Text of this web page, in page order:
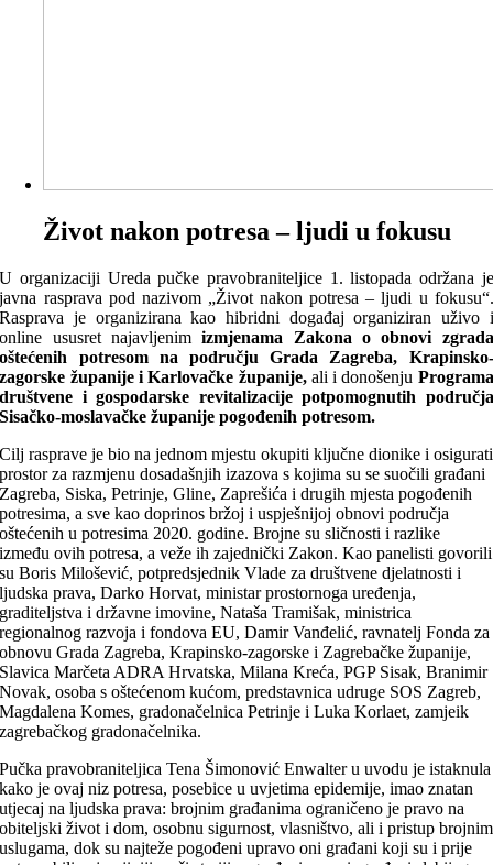
Život nakon potresa – ljudi u fokusu
U organizaciji Ureda pučke pravobraniteljice 1. listopada održana je
javna rasprava pod nazivom „Život nakon potresa – ljudi u fokusu“.
Rasprava je organizirana kao hibridni događaj organiziran uživo i
online ususret najavljenimizmjenama Zakona o obnovi zgrada
oštećenih potresom na području Grada Zagreba, Krapinsko-
zagorske županije i Karlovačke županije,ali i donošenju Programa
društvene i gospodarske revitalizacije potpomognutih područja
Sisačko-moslavačke županije pogođenih potresom.
Cilj rasprave je bio na jednom mjestu okupiti ključne dionike i osigurati
prostor za razmjenu dosadašnjih izazova s kojima su se suočili građani
Zagreba, Siska, Petrinje, Gline, Zaprešića i drugih mjesta pogođenih
potresima, a sve kao doprinos bržoj i uspješnijoj obnovi područja
oštećenih u potresima 2020. godine. Brojne su sličnosti i razlike
između ovih potresa, a veže ih zajednički Zakon. Kao panelisti govorili
su Boris Milošević, potpredsjednik Vlade za društvene djelatnosti i
ljudska prava, Darko Horvat, ministar prostornoga uređenja,
graditeljstva i državne imovine, Nataša Tramišak, ministrica
regionalnog razvoja i fondova EU, Damir Vanđelić, ravnatelj Fonda za
obnovu Grada Zagreba, Krapinsko-zagorske i Zagrebačke županije,
Slavica Marčeta ADRA Hrvatska, Milana Kreća, PGP Sisak, Branimir
Novak, osoba s oštećenom kućom, predstavnica udruge SOS Zagreb,
Magdalena Komes, gradonačelnica Petrinje i Luka Korlaet, zamjeik
zagrebačkog gradonačelnika.
Pučka pravobraniteljica Tena Šimonović Enwalter u uvodu je istaknula
kako je ovaj niz potresa, posebice u uvjetima epidemije, imao znatan
utjecaj na ljudska prava: brojnim građanima ograničeno je pravo na
obiteljski život i dom, osobnu sigurnost, vlasništvo, ali i pristup brojnim
uslugama, dok su najteže pogođeni upravo oni građani koji su i prije